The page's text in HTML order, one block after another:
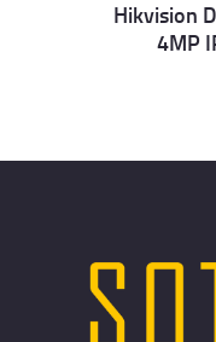
Details
Hikvision
4MP